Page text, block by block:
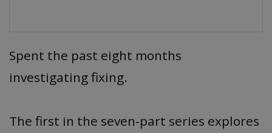
Spent the past eight months
investigating fixing.
The first in the seven-part series explores